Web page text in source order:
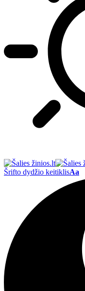
Šrifto dydžio keitiklisAa